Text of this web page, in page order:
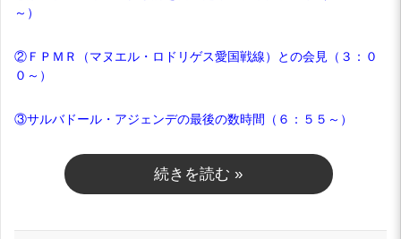
～）
②ＦＰＭＲ（マヌエル・ロドリゲス愛国戦線）との会見（３：０
０～）
③サルバドール・アジェンデの最後の数時間（６：５５～）
続きを読む »